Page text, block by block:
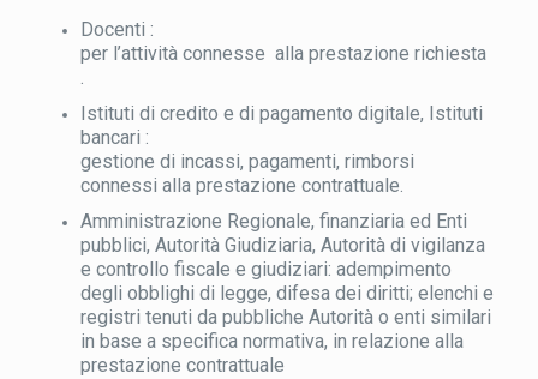
Docenti :
per l’attività connesse alla prestazione richiesta
.
Istituti di credito e di pagamento digitale, Istituti
bancari :
gestione di incassi, pagamenti, rimborsi
connessi alla prestazione contrattuale.
Amministrazione Regionale, finanziaria ed Enti
pubblici, Autorità Giudiziaria, Autorità di vigilanza
e controllo fiscale e giudiziari: adempimento
degli obblighi di legge, difesa dei diritti; elenchi e
registri tenuti da pubbliche Autorità o enti similari
in base a specifica normativa, in relazione alla
prestazione contrattuale